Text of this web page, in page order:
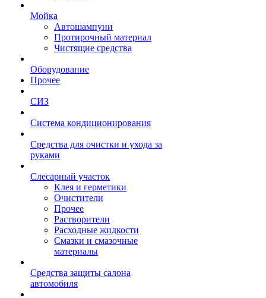
Мойка
Автошампуни
Протирочный материал
Чистящие средства
Оборудование
Прочее
СИЗ
Система кондиционирования
Средства для очистки и ухода за
руками
Слесарный участок
Клея и герметики
Очистители
Прочее
Растворители
Расходные жидкости
Смазки и смазочные
материалы
Средства защиты салона
автомобиля